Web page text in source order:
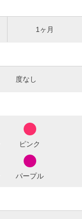
1ヶ月
度なし
ピンク
パープル